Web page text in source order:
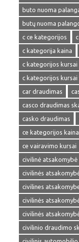
buto nuoma
butų nuoma
c ce kategorijos
c kategorija kaina
c kategorijos kursai
c kategorijos kursai
car draudimas
casco draudimas
casko draudimas
ce kategorijos kaina
ce vairavimo kursai
civilinė atsakomybė
civilinės
civilines
civilinės
civilinės
civilinio draudimo